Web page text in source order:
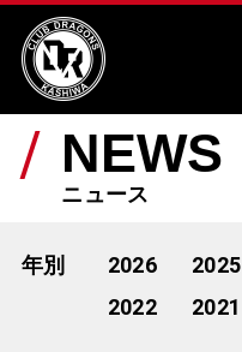
NEWS
ニュース
年別 2026 2025
2022
2021